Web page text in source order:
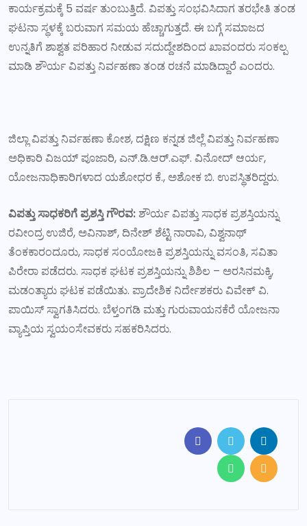
ಕಾರ್ಯಕ್ರಮಕ್ಕೆ 5 ವರ್ಷ ತುಂಬುತ್ತಿದೆ. ವಿಪತ್ತು ಸಂಭವಿಸಿದಾಗ ತರಭೇತಿ ತಂಡ
ಘಟನಾ ಸ್ಥಳಕ್ಕೆ ಬರುವಾಗ ಸಮಯ ಹೆಚ್ಚಾಗುತ್ತದೆ. ಈ ಬಗ್ಗೆ ಸಮಾಜದ
ಉನ್ನತಿಗೆ ಶಾಶ್ವತ ಪರಿಹಾರ ನೀಡುವ ಸದುದ್ದೇಶದಿಂದ ಖಾವಂದರು ಸಂಕಲ್ಪ
ಮಾಡಿ ಶೌರ್ಯ ವಿಪತ್ತು ನಿರ್ವಹಣಾ ತಂಡ ರಚನೆ ಮಾಡಿದ್ದಾರೆ ಎಂದರು.
ಜಿಲ್ಲಾ ವಿಪತ್ತು ನಿರ್ವಹಣಾ ಕೋಶ, ದಕ್ಷಿಣ ಕನ್ನಡ ಜಿಲ್ಲೆ ವಿಪತ್ತು ನಿರ್ವಹಣಾ
ಅಧಿಕಾರಿ ವಿಜಯ್ ಪೂಜಾರಿ, ಎನ್.ಡಿ.ಆರ್.ಎಫ್. ವಿನೋದ್ ಆರ್ಯ,
ಯೋಜನಾಧಿಕಾರಿಗಳಾದ ಯಶೋಧರ ಕೆ., ಅಶೋಕ ಬಿ. ಉಪಸ್ಥಿತರಿದ್ದರು.
ವಿಪತ್ತು ಸಾಧಕರಿಗೆ ಪ್ರಶಸ್ತಿ ಗೌರವ: ಶೌರ್ಯ ವಿಪತ್ತು ಸಾಧಕ ಪ್ರಶಸ್ತಿಯನ್ನು
ರವೀಂದ್ರ ಉಜಿರೆ, ಅವಿನಾಶ್, ದಿನೇಶ್ ಶೆಟ್ಟಿ ನಾರಾವಿ, ವಿಶ್ವನಾಥ್
ತೆಂಕಕಾರಂದೂರು, ಸಾಧಕ ಸಂಯೋಜಕಿ ಪ್ರಶಸ್ತಿಯನ್ನು ವಸಂತಿ, ಸವಿತಾ
ಪಿರೇರಾ ಪಡೆದರು. ಸಾಧಕ ಘಟಕ ಪ್ರಶಸ್ತಿಯನ್ನು ಶಿಶಿಲ – ಅರಸಿನಮಕ್ಕಿ,
ಮಡಂತ್ಯಾರು ಘಟಕ ಪಡೆಯಿತು. ಪ್ರಾದೇಶಿಕ ನಿರ್ದೇಶಕರು ವಿವೇಕ್ ವಿ.
ಪಾಯಿಸ್ ಸ್ವಾಗತಿಸಿದರು. ಬೆಳ್ತಂಗಡಿ ಮತ್ತು ಗುರುವಾಯನಕೆರೆ ಯೋಜನಾ
ವ್ಯಾಪ್ತಿಯ ಸ್ವಯಂಸೇವಕರು ಸಹಕರಿಸಿದರು.